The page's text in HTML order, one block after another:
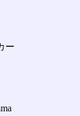
ー